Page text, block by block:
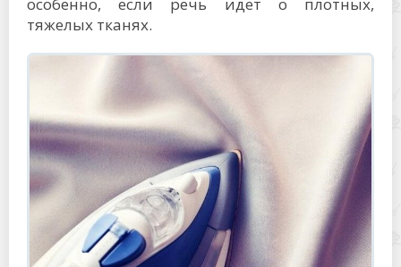
тяжелых тканях.